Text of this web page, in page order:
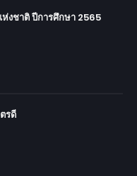
งชาติ ปีการศึกษา 2565
รดี